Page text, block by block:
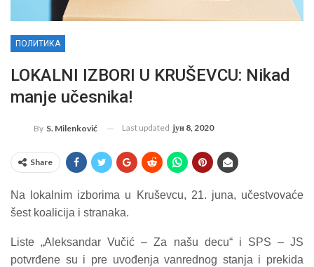
ПОЛИТИКА
LOKALNI IZBORI U KRUŠEVCU: Nikad
manje učesnika!
By S. Milenković Last updated јун 8, 2020
Share
Na lokalnim izborima u Kruševcu, 21. juna, učestvovaće
šest koalicija i stranaka.
Liste „Aleksandar Vučić – Za našu decu“ i SPS – JS
potvrđene su i pre uvođenja vanrednog stanja i prekida